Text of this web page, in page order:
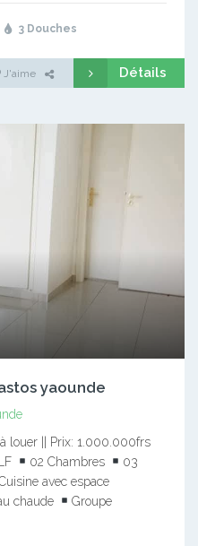
3 Douches
J'aime Détails
yaounde
louer || Prix: 1.000.000frs
02 Chambres
03
avec espace
chaude
Groupe